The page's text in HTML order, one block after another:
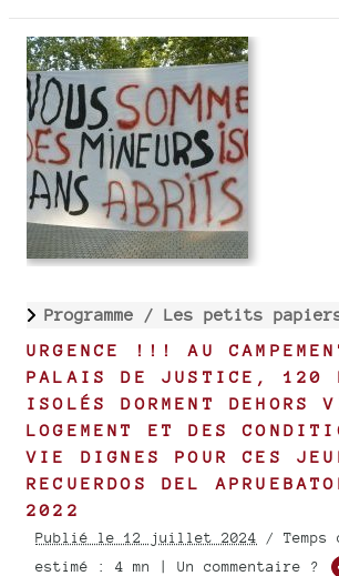
Programme / Les petits
URGENCE !!! AU
PALAIS DE JUSTICE, 120
ISOLÉS DORMENT
LOGEMENT ET DES
VIE DIGNES POUR CES
RECUERDOS DEL
2022
Publié le 12 juillet 2024 / Temps
estimé : 4 mn | Un commentaire ?